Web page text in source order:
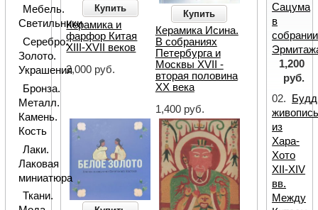
Купить
Керамика и
фарфор Китая
XIII-XVII веков
2,000 руб.
Купить
Керамика Исина.
В собраниях
Петербурга и
Москвы XVII -
вторая половина
ХХ века
1,400 руб.
Мебель.
Светильники
Серебро.
Золото.
Украшения
Бронза.
Металл.
Камень.
Кость
Лаки.
Лаковая
миниатюра
Ткани.
Сацума
в
собрании
1,200
руб.
02.
из
Хара-
Хото
XII-XIV
вв.
Между